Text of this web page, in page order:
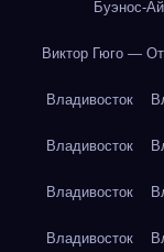
Буэнос-
Виктор Гюго —
Владивосток
Владивосток
Владивосток
Владивосток